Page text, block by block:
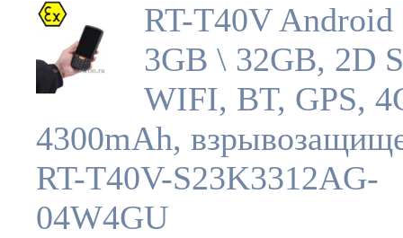
RT-T40V Android
3GB \ 32GB, 2D
WIFI, BT, GPS,
4300mAh,
RT-T40V-S23K3312AG-
04W4GU